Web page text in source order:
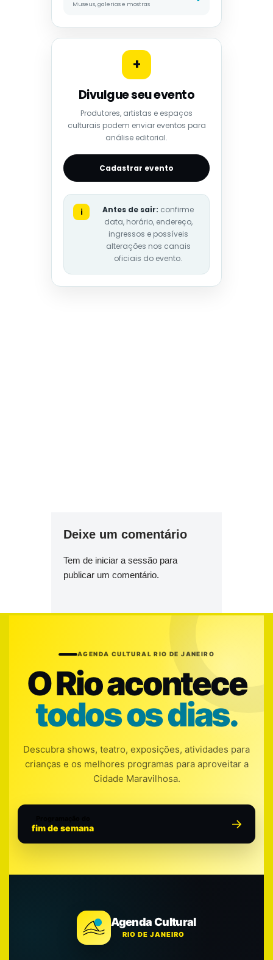
Museus, galerias e mostras
+
Divulgue seu evento
Produtores, artistas e espaços
culturais podem enviar eventos para
análise editorial.
Cadastrar evento
i Antes de sair: confirme
data, horário, endereço,
ingressos e possíveis
alterações nos canais
oficiais do evento.
Deixe um comentário
Tem de iniciar a sessão para
publicar um comentário.
AGENDA CULTURAL RIO DE JANEIRO
O Rio acontece
todos os dias.
Descubra shows, teatro, exposições, atividades para
crianças e os melhores programas para aproveitar a
Cidade Maravilhosa.
fim de semana
Agenda Cultural
RIO DE JANEIRO